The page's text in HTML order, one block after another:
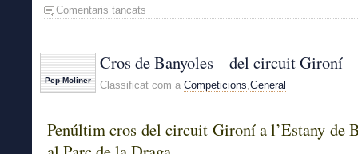
Comentaris tancats
en
1h23
Pep Moliner
Cros de Banyoles – del circuit Gironí
Classificat com a Competicions General
Penúltim cros del circuit Gironí a l’Estany de